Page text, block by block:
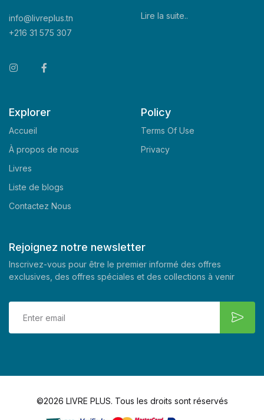
info@livreplus.tn
+216 31 575 307
Lire la suite..
Explorer
Accueil
À propos de nous
Livres
Liste de blogs
Contactez Nous
Policy
Terms Of Use
Privacy
Rejoignez notre newsletter
Inscrivez-vous pour être le premier informé des offres
exclusives, des offres spéciales et des collections à venir
©2026 LIVRE PLUS. Tous les droits sont réservés